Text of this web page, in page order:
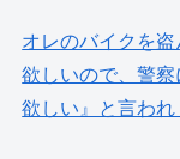
オレのバイクを
欲しいので、警
欲しい』と言わ